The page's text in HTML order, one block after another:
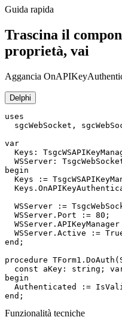
Guida rapida
Trascina il
proprietà, vai
Aggancia
Delphi
uses
sgcWebSocket,
var
Keys:
begin
Keys :=
WSServer :=
  WSServer.Port :=
80 ;
WSServer.APIKeyManager
end ;
procedure
const aKey: string ;
begin
end ;
Funzionalità tecniche